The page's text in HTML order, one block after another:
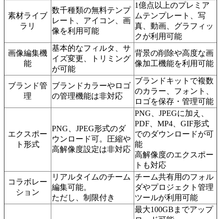
素材ライブ
ラリ
数千種類の無料テンプ
レート、アイコン、画
像を利用可能
1億点以上のプレミア
ムテンプレート、写
真、動画、グラフィッ
クが利用可能
画像編集機
能
基本的なフィルタ、サ
イズ変更、トリミング
が可能
背景の削除や高度な画
像加工機能を利用可能
ブランド管
理
ブランドカラーやロゴ
の管理機能は非対応
ブランドキットで複数
のカラー、フォント、
ロゴを保存・管理可能
エクスポー
ト形式
PNG、JPEG形式のダ
ウンロード可。圧縮や
高解像度設定は非対応
PNG、JPEGに加え、
PDF、MP4、GIF形式
でのダウンロードが可
能
高解像度のエクスポー
トも対応
コラボレー
ション
リアルタイムのチーム
編集可能。
ただし、制限付き
チーム共有用のフォル
ダやプロジェクト管理
ツールが利用可能
最大100GBまでアップ